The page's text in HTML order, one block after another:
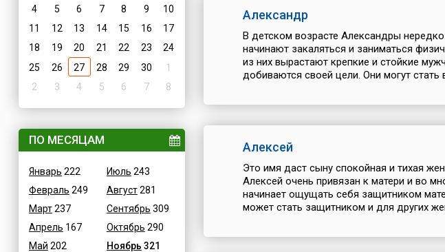
4
5 6 7 8 9
10
11
12 13 14 15 16
17
18
19 20 21 22 23
24
25
26 27 28 29 30
1
2
3 4 5 6 7 8
ПО МЕСЯЦАМ
Январь 222
Февраль 249
Март237
Апрель 167
Май 202
Июль 243
Август281
Сентябрь 309
Октябрь 290
Ноябрь 321
Александр
В детском возрасте Александры
начинают закаляться и заниматься
из них вырастают крепкие и стойкие
добиваются своей цели. Они могут стать
Алексей
Это имя даст сыну спокойная и тихая
Алексей очень привязан к матери и во
начинает ощущать себя защитником
может стать защитником и для других